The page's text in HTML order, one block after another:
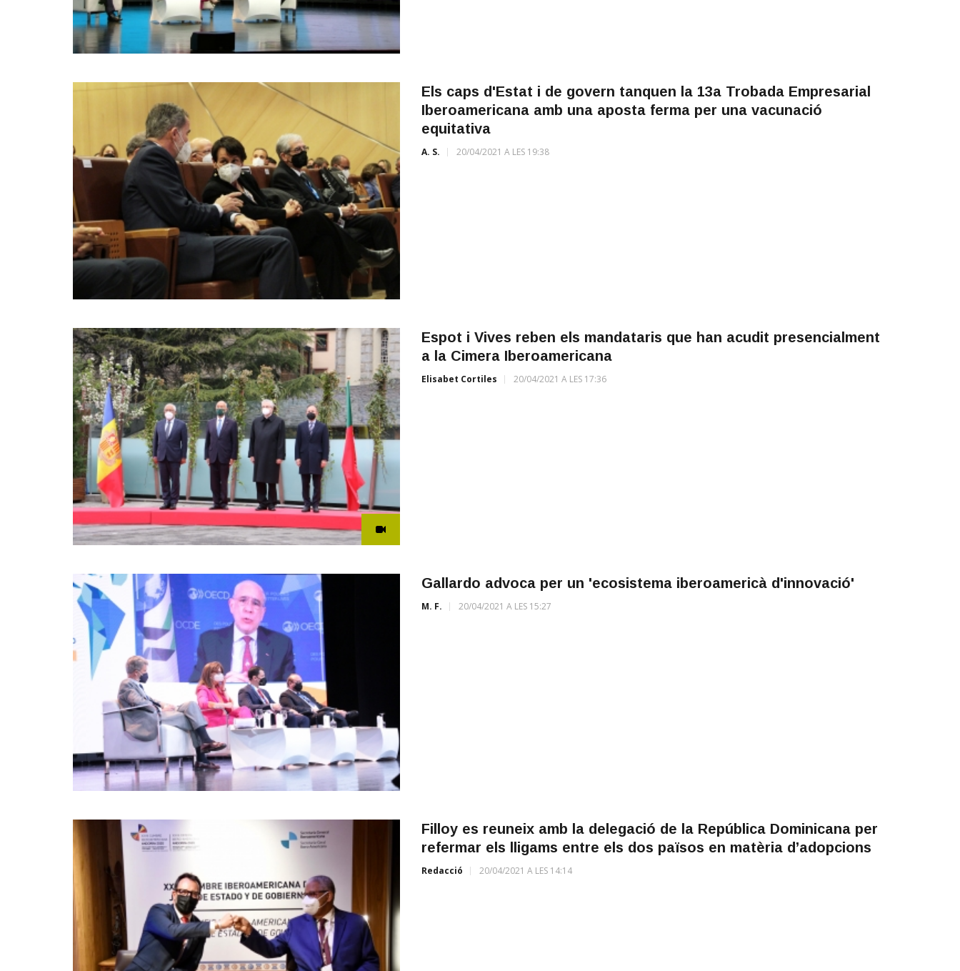
Els caps d'Estat i de govern tanquen la 13a Trobada Empresarial
Iberoamericana amb una aposta ferma per una vacunació
equitativa
A. S. 20/04/2021 A LES 19:38
Espot i Vives reben els mandataris que han acudit presencialment
a la Cimera Iberoamericana
Elisabet Cortiles 20/04/2021 A LES 17:36
Gallardo advoca per un 'ecosistema iberoamericà d'innovació'
M. F. 20/04/2021 A LES 15:27
Filloy es reuneix amb la delegació de la República Dominicana per
refermar els lligams entre els dos països en matèria d’adopcions
Redacció 20/04/2021 A LES 14:14